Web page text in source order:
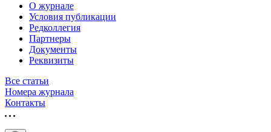
О журнале
Условия публикации
Редколлегия
Партнеры
Документы
Реквизиты
Все статьи
Номера журнала
Контакты